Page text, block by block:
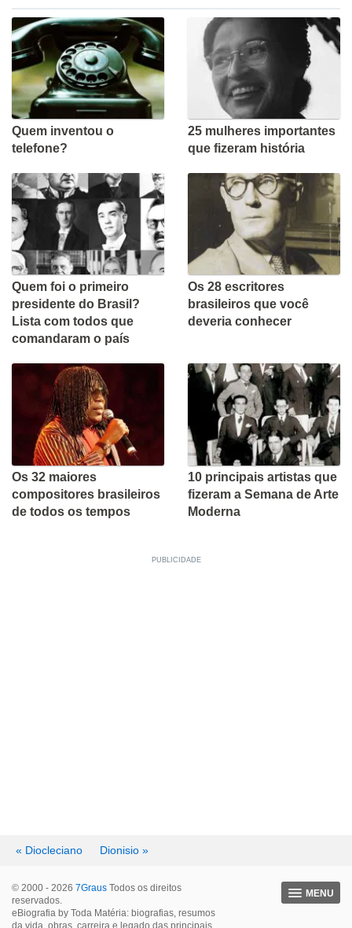
Quem inventou o
telefone?
25 mulheres importantes
que fizeram história
Quem foi o primeiro
presidente do Brasil?
Lista com todos que
comandaram o país
Os 28 escritores
brasileiros que você
deveria conhecer
Os 32 maiores
compositores brasileiros
de todos os tempos
10 principais artistas que
fizeram a Semana de Arte
Moderna
« Diocleciano Dionisio »
MENU
© 2000 - 2026 7Graus Todos os direitos
reservados.
eBiografia by Toda Matéria: biografias, resumos